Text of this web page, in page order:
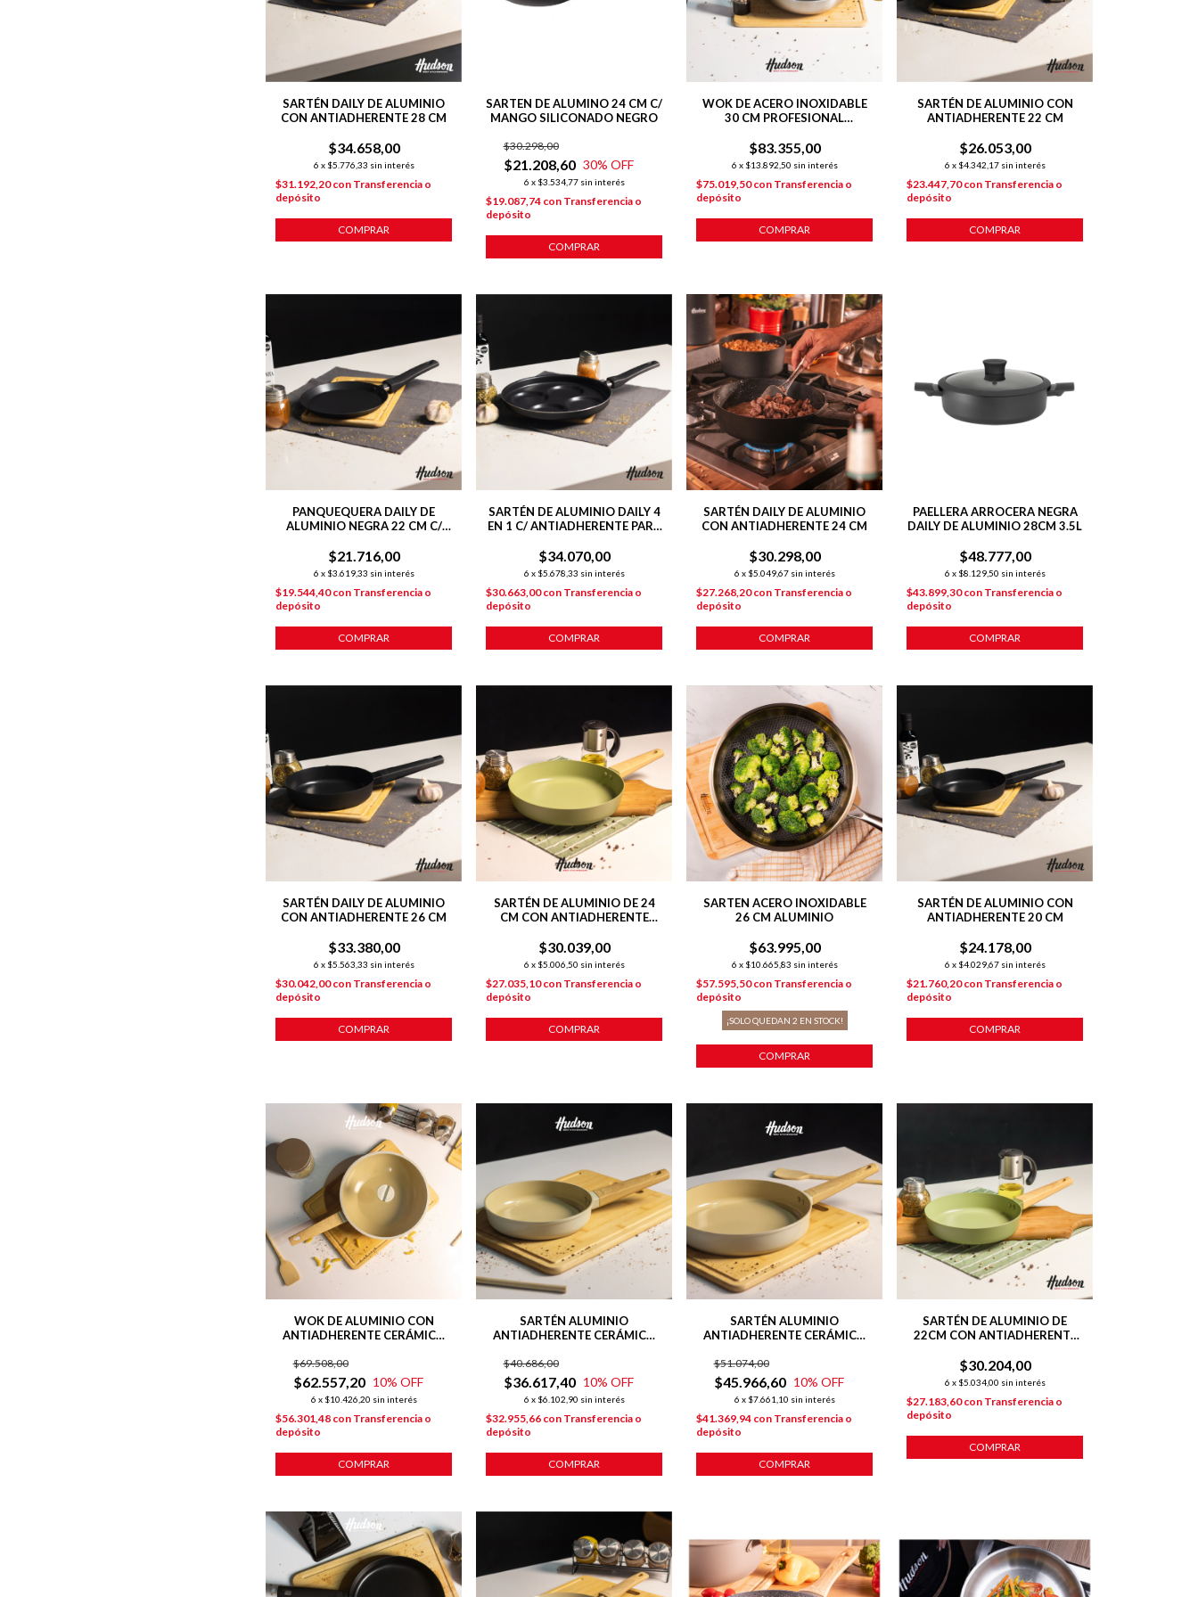
SARTÉN DAILY DE ALUMINIO
CON ANTIADHERENTE 28 CM
$34.658,00
6 x $5.776,33 sin interés
$31.192,20con Transferencia o
depósito
COMPRAR
SARTEN DE ALUMINO 24 CM C/
MANGO SILICONADO NEGRO
$21.208,60
$30.298,00
30% OFF
6 x $3.534,77 sin interés
$19.087,74 con Transferencia o
depósito
COMPRAR
WOK DE ACERO INOXIDABLE
30 CM PROFESIONAL
$83.355,00
6 x $13.892,50 sin interés
$75.019,50con Transferencia o
depósito
COMPRAR
SARTÉN DE ALUMINIO CON
ANTIADHERENTE 22 CM
$26.053,00
6 x $4.342,17 sin interés
$23.447,70con Transferencia o
depósito
COMPRAR
PANQUEQUERA DAILY DE
ALUMINIO NEGRA 22 CM C/
$21.716,00
6 x $3.619,33 sin interés
$19.544,40con Transferencia o
depósito
COMPRAR
SARTÉN DE ALUMINIO DAILY 4
EN 1 C/ ANTIADHERENTE PARA
$34.070,00
6 x $5.678,33 sin interés
$30.663,00con Transferencia o
depósito
COMPRAR
SARTÉN DAILY DE ALUMINIO
CON ANTIADHERENTE 24 CM
$30.298,00
6 x $5.049,67 sin interés
$27.268,20con Transferencia o
depósito
COMPRAR
PAELLERA ARROCERA NEGRA
DAILY DE ALUMINIO 28CM 3.5L
$48.777,00
6 x $8.129,50 sin interés
$43.899,30con Transferencia o
depósito
COMPRAR
SARTÉN DAILY DE ALUMINIO
CON ANTIADHERENTE 26 CM
$33.380,00
6 x $5.563,33 sin interés
$30.042,00con Transferencia o
depósito
COMPRAR
SARTÉN DE ALUMINIO DE 24
CM CON ANTIADHERENTE
$30.039,00
6 x $5.006,50 sin interés
$27.035,10con Transferencia o
depósito
COMPRAR
SARTEN ACERO INOXIDABLE
26 CM ALUMINIO
$63.995,00
6 x $10.665,83 sin interés
$57.595,50con Transferencia o
depósito
¡SOLO QUEDAN 2 EN STOCK!
COMPRAR
SARTÉN DE ALUMINIO CON
ANTIADHERENTE 20 CM
$24.178,00
6 x $4.029,67 sin interés
$21.760,20con Transferencia o
depósito
COMPRAR
WOK DE ALUMINIO CON
ANTIADHERENTE CERÁMICO
$62.557,20
$69.508,00
10% OFF
6 x $10.426,20 sin interés
$56.301,48 con Transferencia o
depósito
COMPRAR
SARTÉN ALUMINIO
ANTIADHERENTE CERÁMICO
$36.617,40
$40.686,00
10% OFF
6 x $6.102,90 sin interés
$32.955,66 con Transferencia o
depósito
COMPRAR
SARTÉN ALUMINIO
ANTIADHERENTE CERÁMICO
$45.966,60
$51.074,00
10% OFF
6 x $7.661,10 sin interés
$41.369,94 con Transferencia o
depósito
COMPRAR
SARTÉN DE ALUMINIO DE
22CM CON ANTIADHERENTE
$30.204,00
6 x $5.034,00 sin interés
$27.183,60con Transferencia o
depósito
COMPRAR